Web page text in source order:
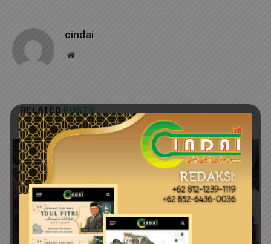
cindai
Website
RELATED POSTS